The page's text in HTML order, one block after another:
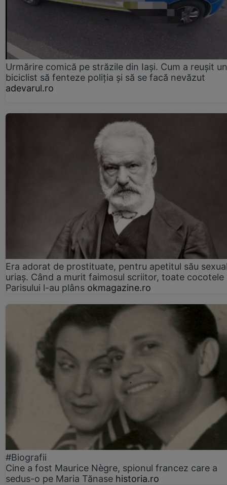
Urmărire comică pe străzile din Iași. Cum a reușit un
biciclist să fenteze poliția și să se facă nevăzut
adevarul.ro
Era adorat de prostituate, pentru apetitul său
uriaș. Când a murit faimosul scriitor, toate cocotele
Parisului l-au plâns okmagazine.ro
#Biografii
Cine a fost Maurice Nègre, spionul francez care a
sedus-o pe Maria Tănase historia.ro